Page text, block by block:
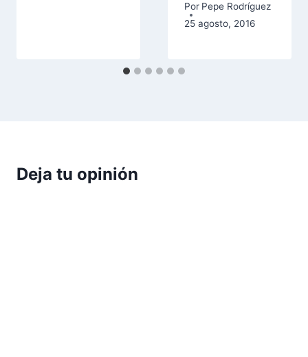
Por Pepe Rodríguez
25 agosto, 2016
Deja tu opinión